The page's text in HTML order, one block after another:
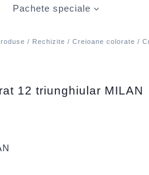
Pachete speciale
/ Rechizite /Creioane colorate /
12 triunghiular MILAN